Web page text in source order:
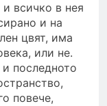
всичко в нея
и на
цвят, има
или не.
последното
повече,